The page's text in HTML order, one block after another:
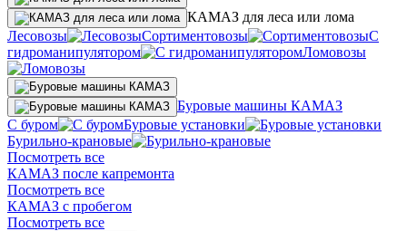
КАМАЗ для леса или лома
Лесовозы
Сортиментовозы
С
гидроманипулятором
Ломовозы
Буровые машины КАМАЗ
С буром
Буровые установки
Бурильно-крановые
Посмотреть все
КАМАЗ после капремонта
Посмотреть все
КАМАЗ с пробегом
Посмотреть все